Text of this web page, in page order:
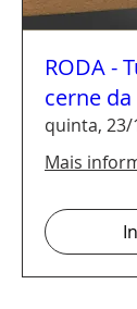
RODA -
cerne
quinta, 23/
Mais